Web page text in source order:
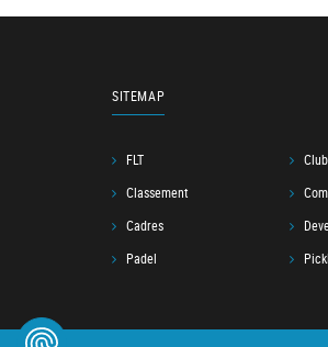
SITEMAP
FLT
Classement
Cadres
Padel